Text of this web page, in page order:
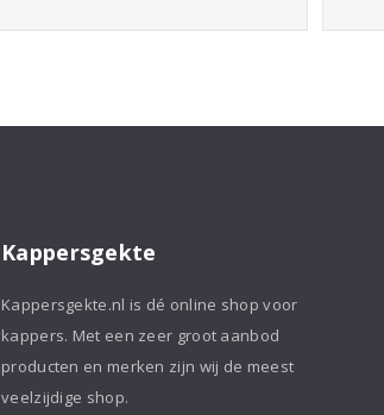
Kappersgekte
Kappersgekte.nl is dé online shop voor
kappers. Met een zeer groot aanbod
producten en merken zijn wij de meest
veelzijdige shop.